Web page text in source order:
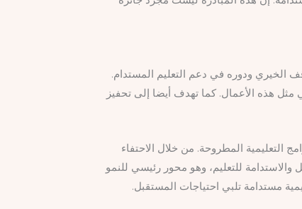
الخيري ودوره في دعم التعليم المستدام.
مثل هذه الأعمال. كما تهدف أيضا إلى تحفيز
التعليمية المطروحة. من خلال الاحتفاء
للتعليم، وهو محور رئيسي للنمو
مستدامة تلبي احتياجات المستقبل.